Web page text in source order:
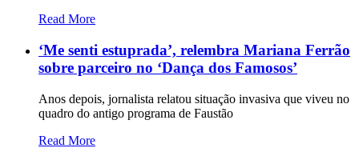
Read More
‘Me senti estuprada’, relembra Mariana Ferrão
sobre parceiro no ‘Dança dos Famosos’
Anos depois, jornalista relatou situação invasiva que viveu no
quadro do antigo programa de Faustão
Read More